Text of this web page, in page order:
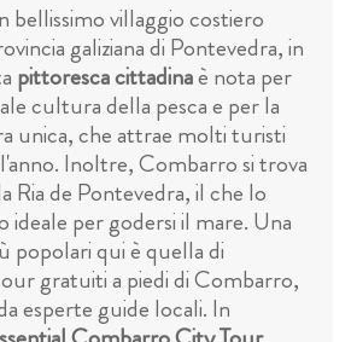
bellissimo villaggio costiero
galiziana di Pontevedra, in
pittoresca cittadinaè nota per
cultura della pesca e per la
unica, che attrae molti turisti
Inoltre, Combarro si trova
Ria de Pontevedra, il che lo
ideale per godersi il mare. Una
popolari qui è quella di
gratuiti a piedi di Combarro,
esperte guide locali. In